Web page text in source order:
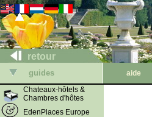
retour
guides aide
Chateaux-hôtels &
Chambres d'hôtes
EdenPlaces Europe